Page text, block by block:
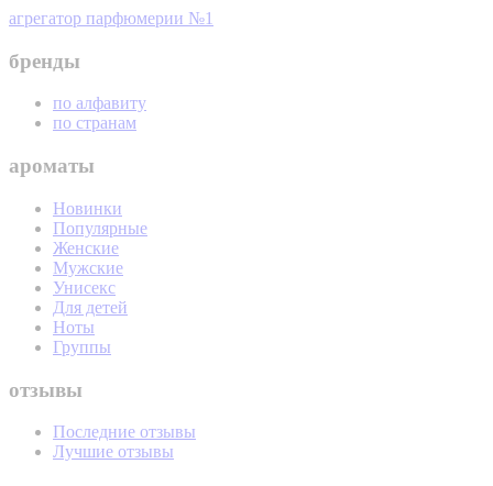
агрегатор парфюмерии №1
бренды
по алфавиту
по странам
ароматы
Новинки
Популярные
Женские
Мужские
Унисекс
Для детей
Ноты
Группы
отзывы
Последние отзывы
Лучшие отзывы